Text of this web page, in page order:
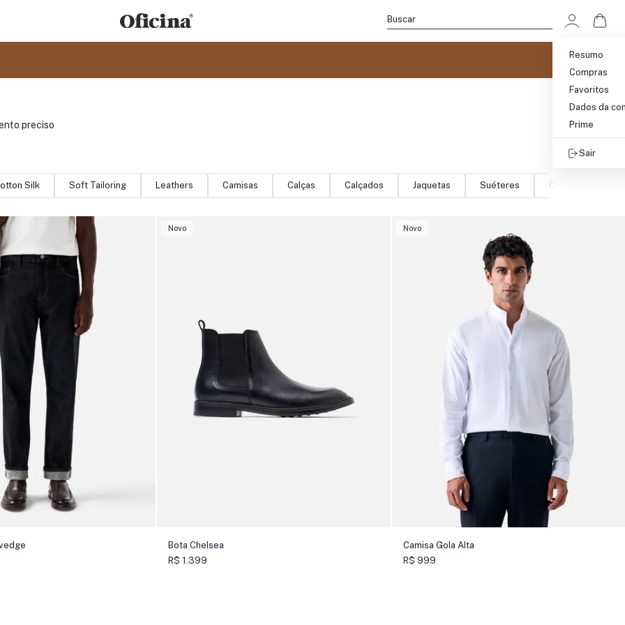
Buscar
Resumo
Compras
Favoritos
Dados da
Prime
Sair
Ir
preciso
Silk Soft Tailoring Leathers Camisas Calças Calçados Jaquetas Suéteres Camisetas
Novo
Bota Chelsea
R$ 1.399
Novo
Camisa Gola Alta
R$ 999